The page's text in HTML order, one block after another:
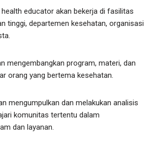
educator akan bekerja di fasilitas
tinggi, departemen kesehatan, organisasi
mengembangkan program, materi, dan
orang yang bertema kesehatan.
mengumpulkan dan melakukan analisis
komunitas tertentu dalam
dan layanan.